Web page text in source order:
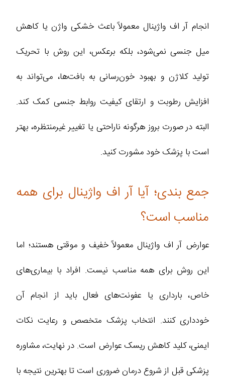
انجام آر اف واژینال معمولاً باعث خشکی واژن یا کاهش
میل جنسی نمی‌شود، بلکه برعکس، این روش با تحریک
تولید کلاژن و بهبود خون‌رسانی به بافت‌ها، می‌تواند به
افزایش رطوبت و ارتقای کیفیت روابط جنسی کمک کند.
البته در صورت بروز هرگونه ناراحتی یا تغییر غیرمنتظره، بهتر
است با پزشک خود مشورت کنید.
جمع‌ بندی؛ آیا آر اف واژینال برای همه
مناسب است؟
عوارض آر اف واژینال معمولاً خفیف و موقتی هستند؛ اما
این روش برای همه مناسب نیست. افراد با بیماری‌های
خاص، بارداری یا عفونت‌های فعال باید از انجام آن
خودداری کنند. انتخاب پزشک متخصص و رعایت نکات
ایمنی، کلید کاهش ریسک عوارض است. در نهایت، مشاوره
پزشکی قبل از شروع درمان ضروری است تا بهترین نتیجه با